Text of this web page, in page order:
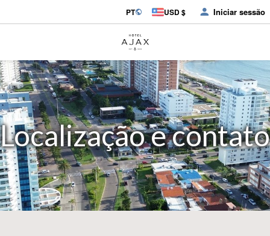
PT USD $ Iniciar sessão
Localização e contato